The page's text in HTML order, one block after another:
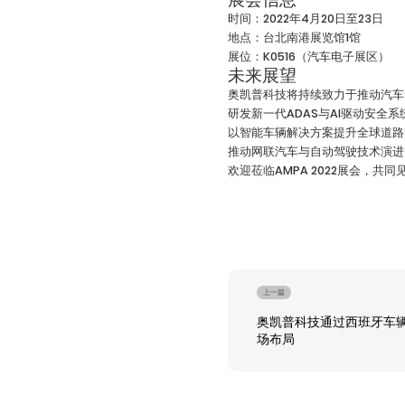
时间：2022年4月20日至23日
地点：台北南港展览馆1馆
展位：K0516（汽车电子展区）
未来展望
奥凯普科技将持续致力于推动汽
研发新一代ADAS与AI驱动安全系
以智能车辆解决方案提升全球道
推动网联汽车与自动驾驶技术演进
欢迎莅临AMPA 2022展会，共同
上一篇
奥凯普科技通过西班牙车
场布局